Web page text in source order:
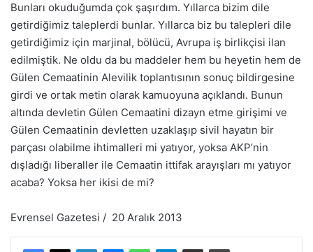
Bunları okuduğumda çok şaşırdım. Yıllarca bizim dile
getirdiğimiz taleplerdi bunlar. Yıllarca biz bu talepleri dile
getirdiğimiz için marjinal, bölücü, Avrupa iş birlikçisi ilan
edilmiştik. Ne oldu da bu maddeler hem bu heyetin hem de
Gülen Cemaatinin Alevilik toplantısının sonuç bildirgesine
girdi ve ortak metin olarak kamuoyuna açıklandı. Bunun
altında devletin Gülen Cemaatini dizayn etme girişimi ve
Gülen Cemaatinin devletten uzaklaşıp sivil hayatın bir
parçası olabilme ihtimalleri mi yatıyor, yoksa AKP’nin
dışladığı liberaller ile Cemaatin ittifak arayışları mı yatıyor
acaba? Yoksa her ikisi de mi?
Evrensel Gazetesi / 20 Aralık 2013